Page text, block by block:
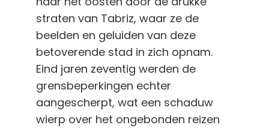
straten van Tabriz, waar ze de
beelden en geluiden van deze
betoverende stad in zich opnam.
Eind jaren zeventig werden de
grensbeperkingen echter
aangescherpt, wat een schaduw
wierp over het ongebonden reizen